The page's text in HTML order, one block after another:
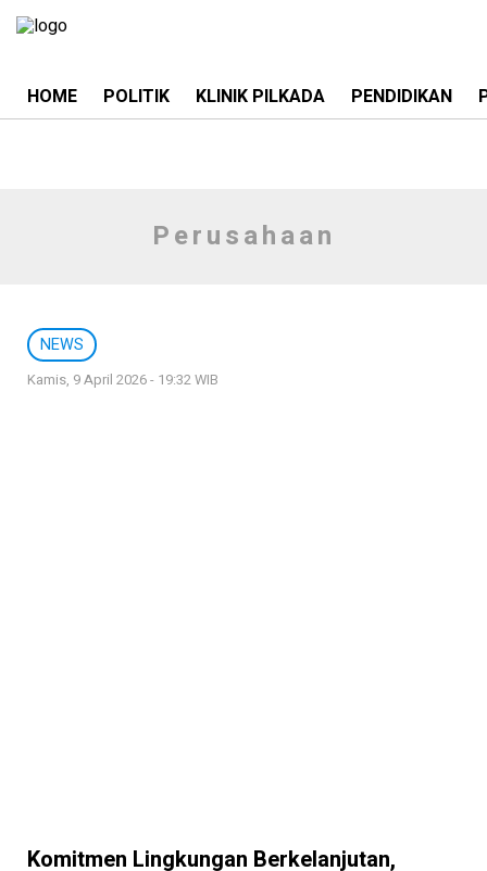
HOME POLITIK KLINIK PILKADA PENDIDIKAN
Perusahaan
NEWS
Kamis, 9 April 2026 - 19:32 WIB
Komitmen Lingkungan Berkelanjutan,